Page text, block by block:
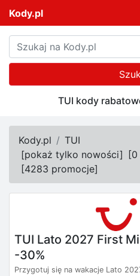
Kody.pl
TUI kody
Kody.pl
TUI
[pokaż tylko nowości] [
[4283 promocje]
TUI Lato 2027 First
-30%
Przygotuj się na wakacje Lato